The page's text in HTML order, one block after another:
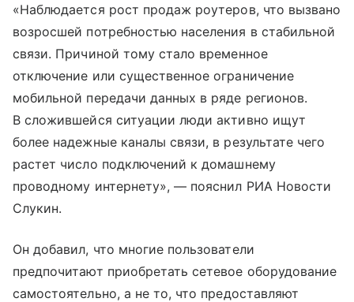
«Наблюдается рост продаж роутеров, что вызвано
возросшей потребностью населения в стабильной
связи. Причиной тому стало временное
отключение или существенное ограничение
мобильной передачи данных в ряде регионов.
В сложившейся ситуации люди активно ищут
более надежные каналы связи, в результате чего
растет число подключений к домашнему
проводному интернету», — пояснил РИА Новости
Слукин.
Он добавил, что многие пользователи
предпочитают приобретать сетевое оборудование
самостоятельно, а не то, что предоставляют